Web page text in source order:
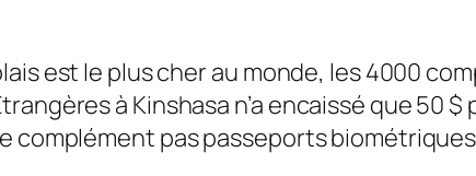
est le plus cher au monde, les 4000
à Kinshasa n’a encaissé que 50
complément pas passeports